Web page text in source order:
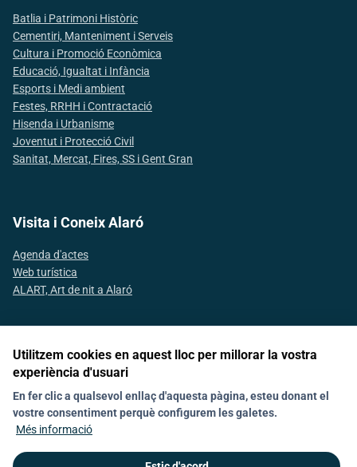
Batlia i Patrimoni Històric
Cementiri, Manteniment i Serveis
Cultura i Promoció Econòmica
Educació, Igualtat i Infància
Esports i Medi ambient
Festes, RRHH i Contractació
Hisenda i Urbanisme
Joventut i Protecció Civil
Sanitat, Mercat, Fires, SS i Gent Gran
Visita i Coneix Alaró
Agenda d'actes
Web turística
ALART, Art de nit a Alaró
Segueix-nos a les xarxes socials
Política de galetes (Cookies) Protecció de dades
Declaració d'accesibilitat
Utilitzem cookies en aquest lloc per millorar la vostra
experiència d'usuari
En fer clic a qualsevol enllaç d'aquesta pàgina, esteu donant el
vostre consentiment perquè configurem les galetes.
Més informació